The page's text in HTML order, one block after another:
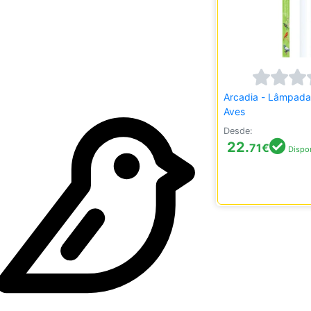
Arcadia -
Aves
Desde:
22.71€